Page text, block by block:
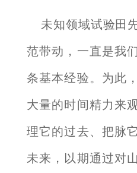
未知领域试验田
范带动，一直是我
条基本经验。为此
大量的时间精力来
理它的过去、把脉
未来，以期通过对